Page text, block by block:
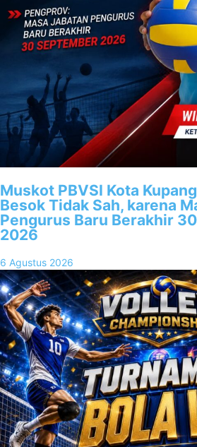
Muskot PBVSI Kota
Besok Tidak Sah, karena
Pengurus Baru Berakhir
2026
6 Agustus 2026